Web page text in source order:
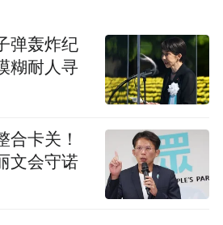
弹轰炸纪
糊耐人寻
合卡关！
文会守诺